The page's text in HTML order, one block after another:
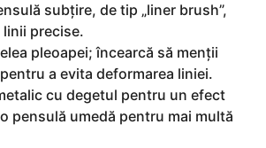
subțire, de tip „liner brush”,
precise.
pleoapei; încearcă să menții
a evita deformarea liniei.
cu degetul pentru un efect
pensulă umedă pentru mai multă